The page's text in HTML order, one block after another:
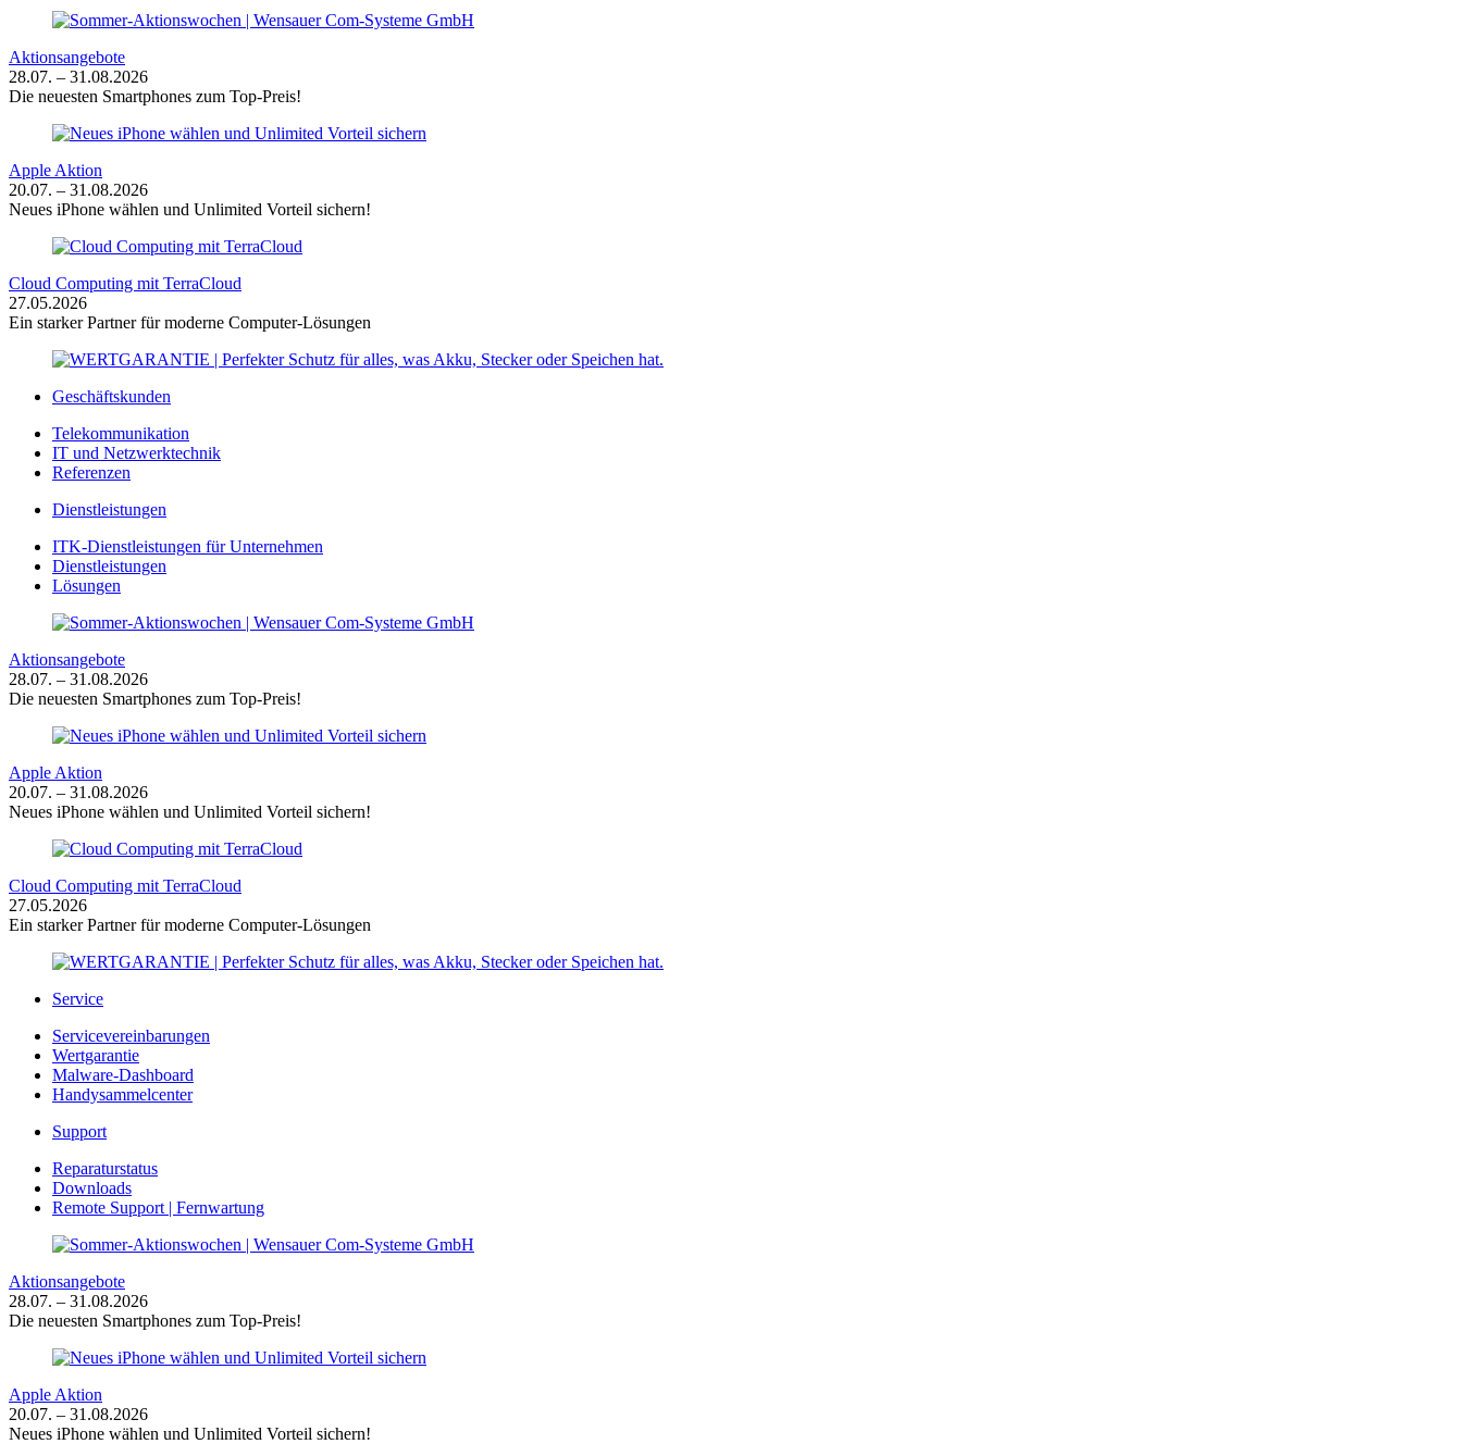
Aktionsangebote
28.07. – 31.08.2026
Die neuesten Smartphones zum Top-Preis!
Apple Aktion
20.07. – 31.08.2026
Neues iPhone wählen und Unlimited Vorteil sichern!
Cloud Computing mit TerraCloud
27.05.2026
Ein starker Partner für moderne Computer-Lösungen
Geschäftskunden
Telekommunikation
IT und Netzwerktechnik
Referenzen
Dienstleistungen
ITK-Dienstleistungen für Unternehmen
Dienstleistungen
Lösungen
Aktionsangebote
28.07. – 31.08.2026
Die neuesten Smartphones zum Top-Preis!
Apple Aktion
20.07. – 31.08.2026
Neues iPhone wählen und Unlimited Vorteil sichern!
Cloud Computing mit TerraCloud
27.05.2026
Ein starker Partner für moderne Computer-Lösungen
Service
Servicevereinbarungen
Wertgarantie
Malware-Dashboard
Handysammelcenter
Support
Reparaturstatus
Downloads
Remote Support | Fernwartung
Aktionsangebote
28.07. – 31.08.2026
Die neuesten Smartphones zum Top-Preis!
Apple Aktion
20.07. – 31.08.2026
Neues iPhone wählen und Unlimited Vorteil sichern!